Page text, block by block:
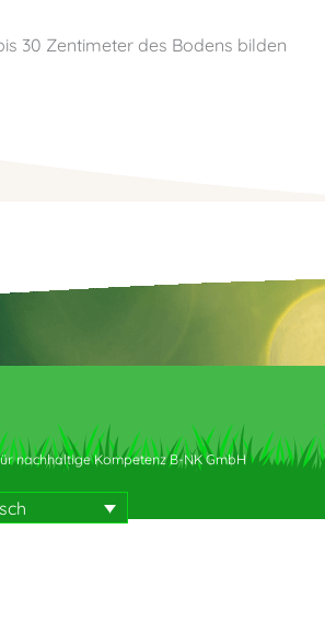
30 Zentimeter des Bodens bilden
nachhaltige Kompetenz B-NK GmbH